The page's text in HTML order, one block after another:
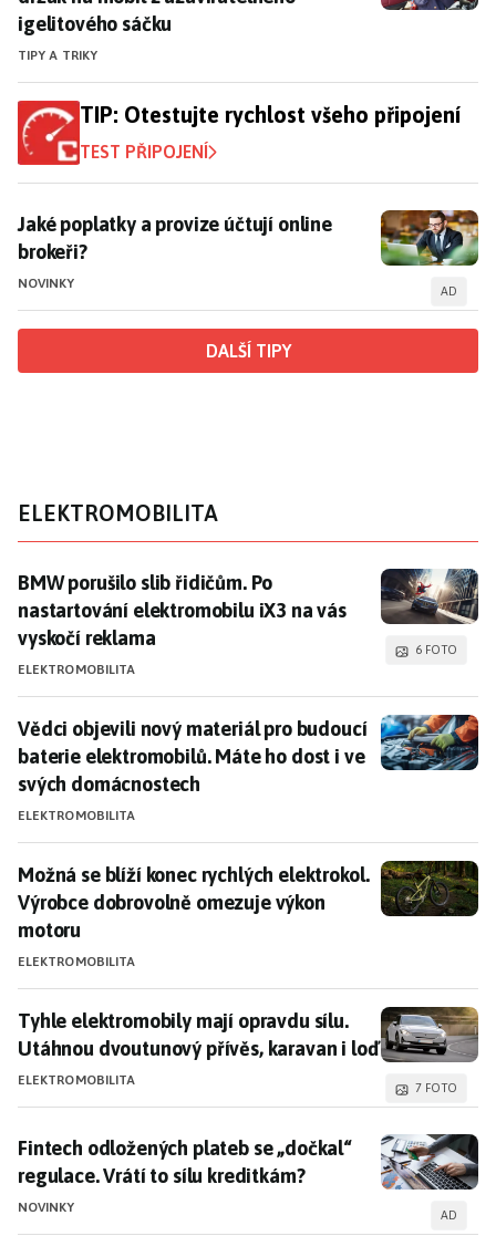
igelitového sáčku
TIPY A TRIKY
TIP: Otestujte rychlost všeho připojení
TEST PŘIPOJENÍ
Jaké poplatky a provize účtují online brokeři?
Jaké poplatky a provize účtují online
brokeři?
NOVINKY AD
DALŠÍ TIPY
ELEKTROMOBILITA
BMW porušilo slib řidičům. Po nastartování
BMW porušilo slib řidičům. Po
nastartování elektromobilu iX3 na vás
vyskočí reklama
ELEKTROMOBILITA
6 FOTO
Vědci objevili nový materiál pro budoucí baterie
Vědci objevili nový materiál pro budoucí
baterie elektromobilů. Máte ho dost i ve
svých domácnostech
ELEKTROMOBILITA
Možná se blíží konec rychlých elektrokol. Výrobce
Možná se blíží konec rychlých elektrokol.
Výrobce dobrovolně omezuje výkon
motoru
ELEKTROMOBILITA
Tyhle elektromobily mají opravdu sílu. Utáhnou
Tyhle elektromobily mají opravdu sílu.
Utáhnou dvoutunový přívěs, karavan i loď
ELEKTROMOBILITA 7 FOTO
Fintech odložených plateb se „dočkal“ regulace.
Fintech odložených plateb se „dočkal“
regulace. Vrátí to sílu kreditkám?
NOVINKY AD